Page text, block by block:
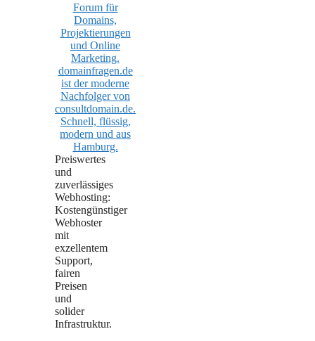
Preiswertes
und
zuverlässiges
Webhosting:
Kostengünstiger
Webhoster
mit
exzellentem
Support,
fairen
Preisen
und
solider
Infrastruktur.